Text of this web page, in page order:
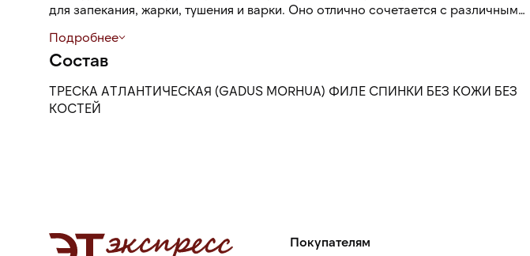
для запекания, жарки, тушения и варки. Оно отлично сочетается с различными
Подробнее
Состав
ТРЕСКА АТЛАНТИЧЕСКАЯ (GADUS MORHUA) ФИЛЕ СПИНКИ БЕЗ КОЖИ БЕЗ
КОСТЕЙ
Покупателям